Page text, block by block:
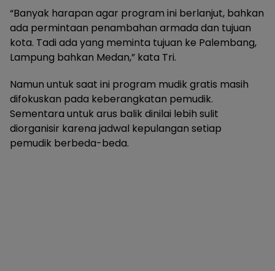
“Banyak harapan agar program ini berlanjut, bahkan
ada permintaan penambahan armada dan tujuan
kota. Tadi ada yang meminta tujuan ke Palembang,
Lampung bahkan Medan,” kata Tri.
Namun untuk saat ini program mudik gratis masih
difokuskan pada keberangkatan pemudik.
Sementara untuk arus balik dinilai lebih sulit
diorganisir karena jadwal kepulangan setiap
pemudik berbeda-beda.